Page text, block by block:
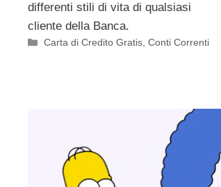
differenti stili di vita di qualsiasi
cliente della Banca.
Categorie
Carta di Credito Gratis,Conti Correnti